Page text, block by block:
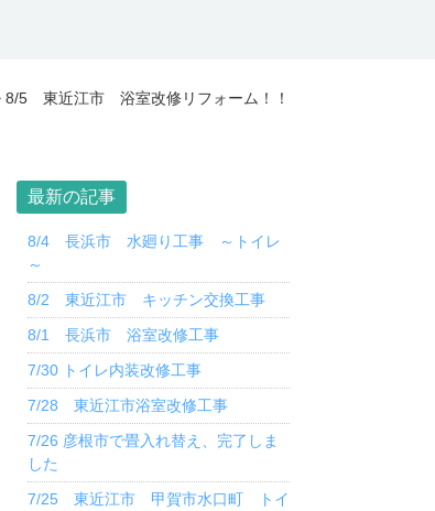
8/5 東近江市 浴室改修リフォーム！！
最新の記事
8/4 長浜市 水廻り工事 ～トイレ
～
8/2 東近江市 キッチン交換工事
8/1 長浜市 浴室改修工事
7/30 トイレ内装改修工事
7/28 東近江市浴室改修工事
7/26 彦根市で畳入れ替え、完了しま
した
7/25 東近江市 甲賀市水口町 トイ